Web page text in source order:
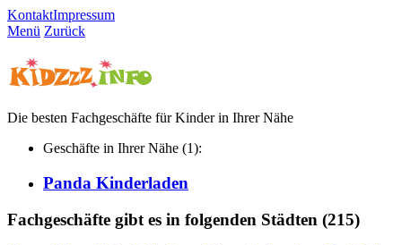
KontaktImpressum
Menü Zurück
Die besten Fachgeschäfte für Kinder in Ihrer Nähe
Geschäfte in Ihrer Nähe (1):
Panda Kinderladen
Fachgeschäfte gibt es in folgenden Städten (215)